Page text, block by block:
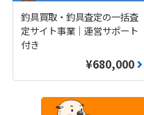
釣具買取・釣具査定の一括査
定サイト事業｜運営サポート
付き
¥680,000